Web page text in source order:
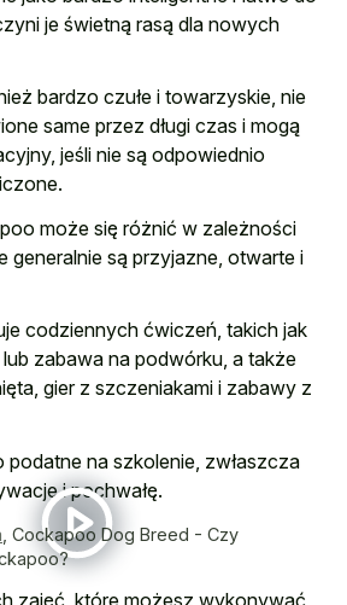
je świetną rasą dla nowych
bardzo czułe i towarzyskie, nie
same przez długi czas i mogą
jeśli nie są odpowiednio
może się różnić w zależności
generalnie są przyjazne, otwarte i
codziennych ćwiczeń, takich jak
zabawa na podwórku, a także
gier z szczeniakami i zabawy z
podatne na szkolenie, zwłaszcza
i pochwałę.
Cockapoo Dog Breed - Czy